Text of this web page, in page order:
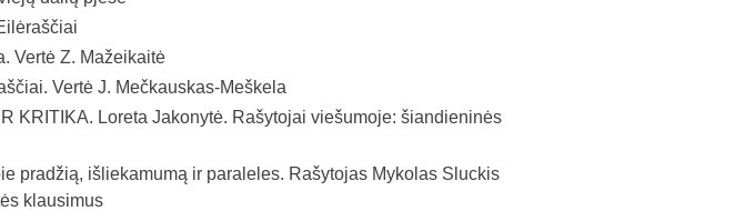
Vertė Z. Mažeikaitė
Vertė J. Mečkauskas-Meškela
KRITIKA. Loreta Jakonytė. Rašytojai viešumoje: šiandieninės
pradžią, išliekamumą ir paraleles. Rašytojas Mykolas Sluckis
klausimus